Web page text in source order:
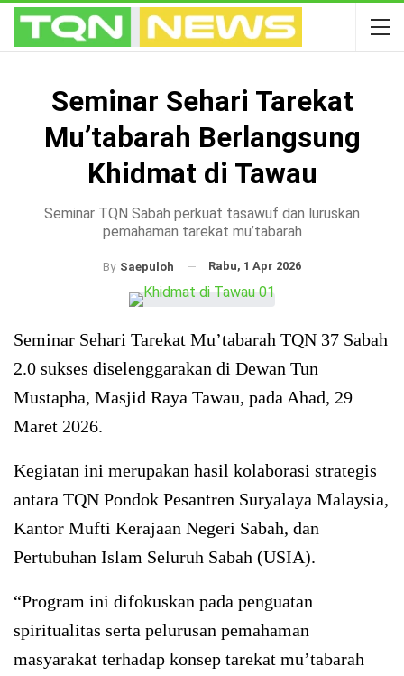
Seminar Sehari Tarekat
Mu’tabarah Berlangsung
Khidmat di Tawau
Seminar TQN Sabah perkuat tasawuf dan luruskan
pemahaman tarekat mu’tabarah
By Saepuloh Rabu, 1 Apr 2026
Seminar Sehari Tarekat Mu’tabarah TQN 37 Sabah
2.0 sukses diselenggarakan di Dewan Tun
Mustapha, Masjid Raya Tawau, pada Ahad, 29
Maret 2026.
Kegiatan ini merupakan hasil kolaborasi strategis
antara TQN Pondok Pesantren Suryalaya Malaysia,
Kantor Mufti Kerajaan Negeri Sabah, dan
Pertubuhan Islam Seluruh Sabah (USIA).
“Program ini difokuskan pada penguatan
spiritualitas serta pelurusan pemahaman
masyarakat terhadap konsep tarekat mu’tabarah